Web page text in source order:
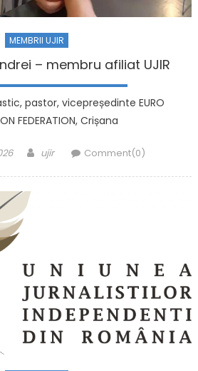
MEMBRII UJIR
– membru afiliat UJIR
pastor, vicepreședinte EURO
FEDERATION, Crișana
Author
ujir Comment(0)